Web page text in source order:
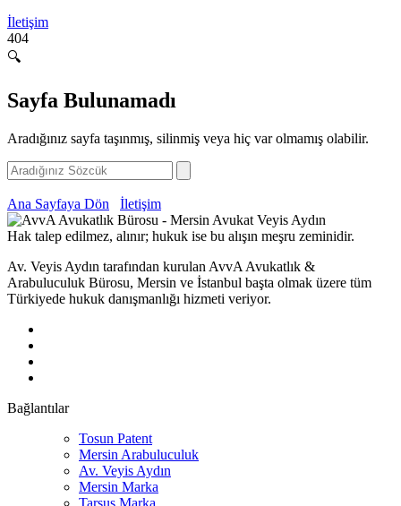
İletişim
404
🔍
Sayfa Bulunamadı
Aradığınız sayfa taşınmış, silinmiş veya hiç var olmamış olabilir.
Ana Sayfaya Dön İletişim
Hak talep edilmez, alınır; hukuk ise bu alışın meşru zeminidir.
Av. Veyis Aydın tarafından kurulan AvvA Avukatlık &
Arabuluculuk Bürosu, Mersin ve İstanbul başta olmak üzere tüm
Türkiyede hukuk danışmanlığı hizmeti veriyor.
Bağlantılar
Tosun Patent
Mersin Arabuluculuk
Av. Veyis Aydın
Mersin Marka
Tarsus Marka